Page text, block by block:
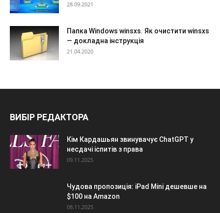
28.09.2021
Папка Windows winsxs. Як очистити winsxs
— докладна інструкція
21.04.2020
ВИБІР РЕДАКТОРА
Кім Кардашьян звинувачує ChatGPT у
несдачі іспитів з права
09.11.2025
Чудова пропозиція: iPad Mini дешевше на
$100 на Amazon
08.11.2025